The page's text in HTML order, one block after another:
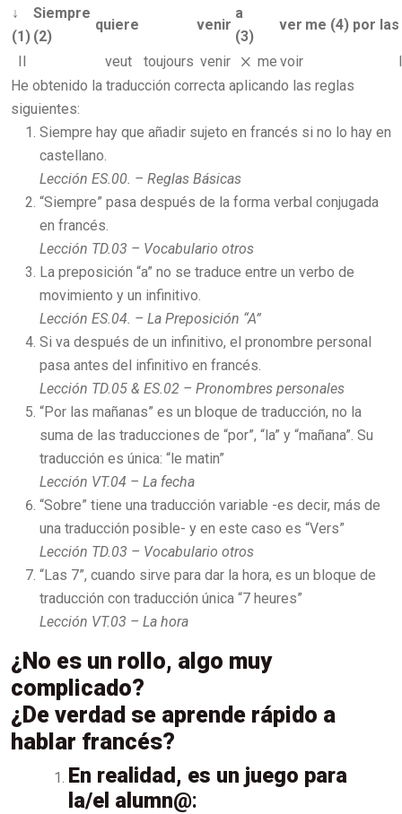
↓
(1)
Siempre
(2)
quiere venir
a
(3)
ver me (4) por las
Il veut toujours venir 𐢫 me voir
He obtenido la traducción correcta aplicando las reglas
siguientes:
Siempre hay que añadir sujeto en francés si no lo hay en
castellano.
Lección ES.00. – Reglas Básicas
“Siempre” pasa después de la forma verbal conjugada
en francés.
Lección TD.03 – Vocabulario otros
La preposición “a” no se traduce entre un verbo de
movimiento y un infinitivo.
Lección ES.04. – La Preposición “A”
Si va después de un infinitivo, el pronombre personal
pasa antes del infinitivo en francés.
Lección TD.05 & ES.02 – Pronombres personales
“Por las mañanas” es un bloque de traducción, no la
suma de las traducciones de “por”, “la” y “mañana”. Su
traducción es única: “le matin”
Lección VT.04 – La fecha
“Sobre” tiene una traducción variable -es decir, más de
una traducción posible- y en este caso es “Vers”
Lección TD.03 – Vocabulario otros
“Las 7”, cuando sirve para dar la hora, es un bloque de
traducción con traducción única “7 heures”
Lección VT.03 – La hora
¿No es un rollo, algo muy
complicado?
¿De verdad se aprende rápido a
hablar francés?
En realidad, es un juego para
la/el alumn@: